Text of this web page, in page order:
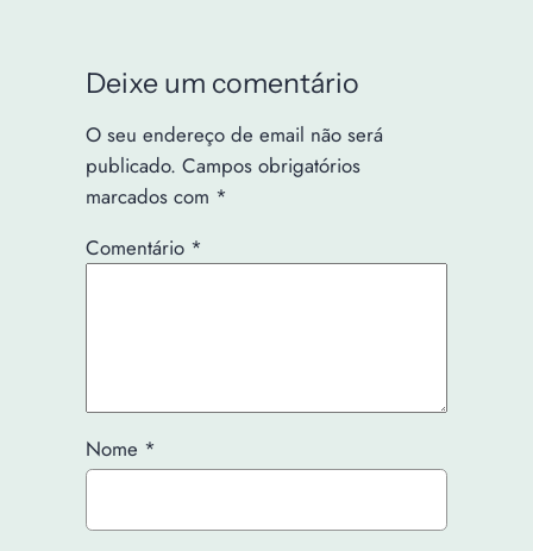
Deixe um comentário
O seu endereço de email não será
publicado. Campos obrigatórios
marcados com *
Comentário *
Nome *